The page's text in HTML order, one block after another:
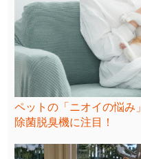
ペットの「ニオイの悩み
除菌脱臭機に注目！